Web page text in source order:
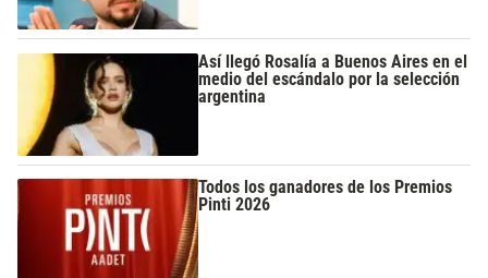
Así llegó Rosalía a Buenos Aires en el
medio del escándalo por la selección
argentina
Todos los ganadores de los Premios
Pinti 2026